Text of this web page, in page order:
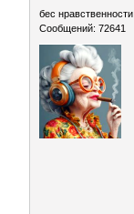
бес нравственности
Сообщений: 72641